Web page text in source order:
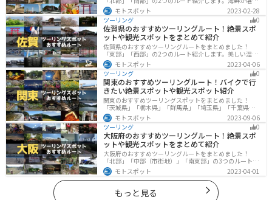
できる港や梅の景勝地、自然豊かな山々があるのでツー
リングにもってこいです。バイクで茨城県にツーリング
に行く際は参考にしてください。
モトスポット
2023-02-28
ツーリング
0
佐賀県のおすすめツーリングルート！絶景スポ
ットや観光スポットをまとめて紹介
佐賀県のおすすめツーリングルートをまとめました！
「東部」「西部」の2つのルート紹介します。美しい温泉
地や古墳群、歴史ある城や神社仏閣など、バイクツーリ
ングに適したスポットが多数存在し、様々な楽しみ方が
できます。バイクで佐賀県にツーリングに行く際は参考
にしてください。
モトスポット
2023-04-06
ツーリング
0
関東のおすすめツーリングルート！バイクで行
きたい絶景スポットや観光スポット紹介
関東のおすすめツーリングスポットをまとめました！
「茨城県」「栃木県」「群馬県」「埼玉県」「千葉県」
「東京都」「神奈川県」の各県の観光地紹介します。自
然豊かな山々や湖、温泉地が点在し、四季折々の景色を
楽しめるスポットが多数あります。バイクで関東にツー
リングに行く際は参考にしてください。
モトスポット
2023-09-06
ツーリング
0
大阪府のおすすめツーリングルート！絶景スポ
ットや観光スポットをまとめて紹介
大阪府のおすすめツーリングルートをまとめました！
「北部」「中部（市街地）」「南東部」の3つのルート紹
介します。歴史と近代が融合した魅力的なエリアで様々
な楽しみ方ができます。バイクで大阪府にツーリングに
行く際は参考にしてください。
モトスポット 2023-04-01
もっと見る